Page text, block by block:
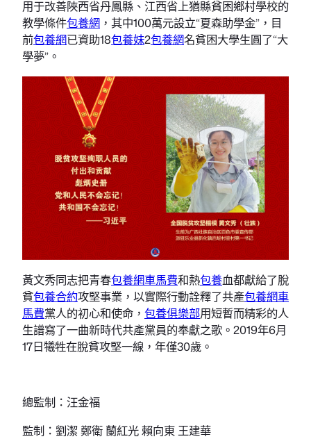
用于改善陜西省丹鳳縣、江西省上猶縣貧困鄉村學校的
教學條件包養網 ，其中100萬元設立“夏森助學金”，目
前包養網已資助18包養妹2包養網名貧困大學生圓了“大
學夢”。
黃文秀同志把青春包養網車馬費和熱包養血都獻給了脫
貧包養合約攻堅事業，以實際行動詮釋了共產包養網車
馬費黨人的初心和使命， 包養俱樂部用短暫而精彩的人
生譜寫了一曲新時代共產黨員的奉獻之歌。2019年6月
17日犧牲在脫貧攻堅一線，年僅30歲。
總監制：汪金福
監制：劉潔 鄭衛 蘭紅光 賴向東 王建華